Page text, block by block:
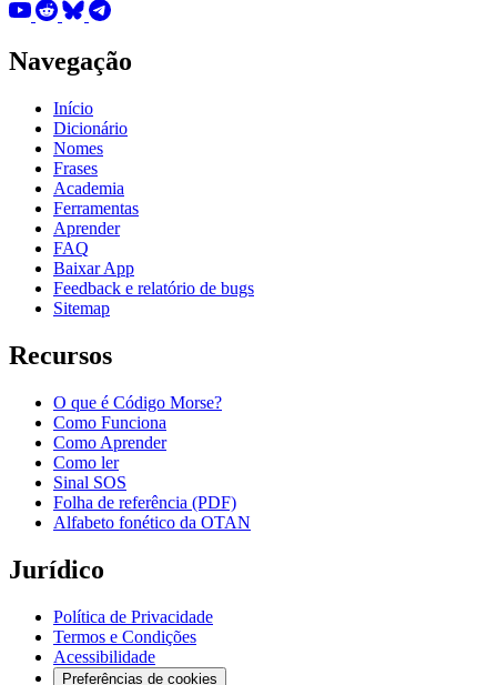
Navegação
Início
Dicionário
Nomes
Frases
Academia
Ferramentas
Aprender
FAQ
Baixar App
Feedback e relatório de bugs
Sitemap
Recursos
O que é Código Morse?
Como Funciona
Como Aprender
Como ler
Sinal SOS
Folha de referência (PDF)
Alfabeto fonético da OTAN
Jurídico
Política de Privacidade
Termos e Condições
Acessibilidade
Preferências de cookies